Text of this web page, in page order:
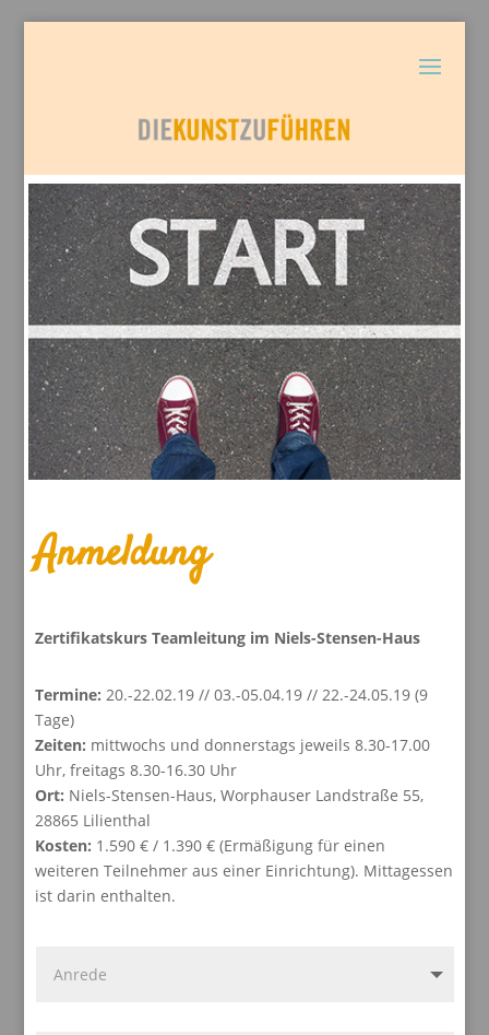
Anmeldung
Zertifikatskurs Teamleitung im Niels-Stensen-Haus
Termine: 20.-22.02.19 // 03.-05.04.19 // 22.-24.05.19 (9
Tage)
Zeiten: mittwochs und donnerstags jeweils 8.30-17.00
Uhr, freitags 8.30-16.30 Uhr
Ort: Niels-Stensen-Haus, Worphauser Landstraße 55,
28865 Lilienthal
Kosten: 1.590 € / 1.390 € (Ermäßigung für einen
weiteren Teilnehmer aus einer Einrichtung). Mittagessen
ist darin enthalten.